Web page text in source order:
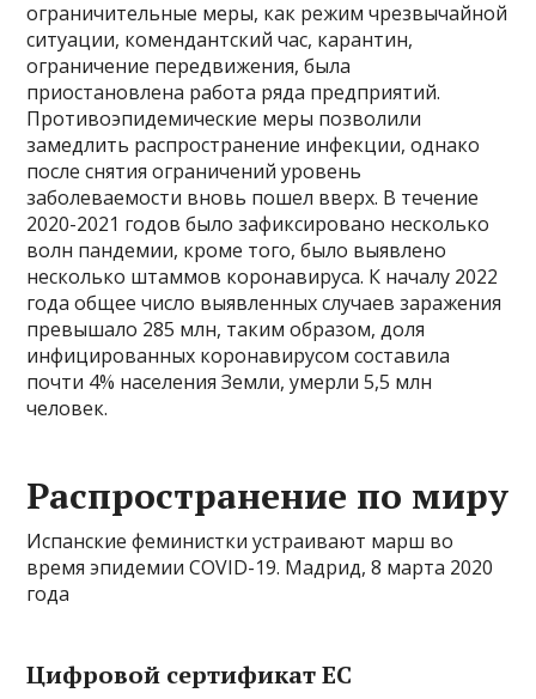
ограничительные меры, как режим чрезвычайной
ситуации, комендантский час, карантин,
ограничение передвижения, была
приостановлена работа ряда предприятий.
Противоэпидемические меры позволили
замедлить распространение инфекции, однако
после снятия ограничений уровень
заболеваемости вновь пошел вверх. В течение
2020-2021 годов было зафиксировано несколько
волн пандемии, кроме того, было выявлено
несколько штаммов коронавируса. К началу 2022
года общее число выявленных случаев заражения
превышало 285 млн, таким образом, доля
инфицированных коронавирусом составила
почти 4% населения Земли, умерли 5,5 млн
человек.
Распространение по миру
Испанские феминистки устраивают марш во
время эпидемии COVID-19. Мадрид, 8 марта 2020
года
Цифровой сертификат ЕС